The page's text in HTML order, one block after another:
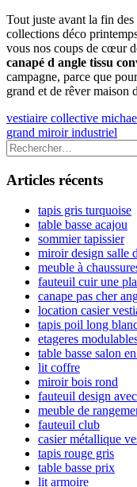
Tout juste avant la fin des
collections déco
vous nos coups de cœur
canapé d angle tissu
campagne, parce que
grand et de rêver maison
Navigation
de
l’article
Previous
article:
vestiaire collective
Next
article:
grand miroir industriel
Colonne
latérale
principale
Rechercher :
Articles récents
tapis gris turquoise
table basse acajou
sommier tapissier
miroir design salle
meuble à
fauteuil cuir une
canape pas cher
location casier
tapis poil long
etageres
table basse salon
lit coffre
miroir bois rond
fauteuil design
meuble de
fauteuil club
casier métallique
tapis rouge gris
table basse prix
lit armoire